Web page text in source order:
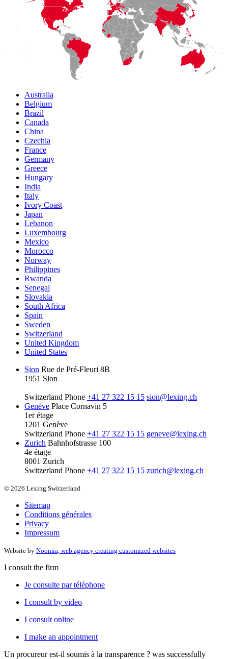
Australia
Belgium
Brazil
Canada
China
Czechia
France
Germany
Greece
Hungary
India
Italy
Ivory Coast
Japan
Lebanon
Luxembourg
Mexico
Morocco
Norway
Philippines
Rwanda
Senegal
Slovakia
South Africa
Spain
Sweden
Switzerland
United Kingdom
United States
Sion Rue de Pré-Fleuri 8B
1951 Sion
Switzerland Phone +41 27 322 15 15 sion@lexing.ch
Genève Place Cornavin 5
1er étage
1201 Genève
Switzerland Phone +41 27 322 15 15 geneve@lexing.ch
Zurich Bahnhofstrasse 100
4e étage
8001 Zurich
Switzerland Phone +41 27 322 15 15 zurich@lexing.ch
© 2026 Lexing Switzerland
Sitemap
Conditions générales
Privacy
Impressum
Website by Noomia, web agency creating customized websites
I consult the firm
Je consulte par téléphone
I consult by video
I consult online
I make an appointment
Un procureur est-il soumis à la transparence ? was successfully